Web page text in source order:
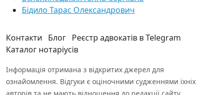
Бідило Тарас Олександрович
Контакти Блог Реєстр адвокатів в Telegram
Каталог нотаріусів
Інформація отримана з відкритих джерел для
ознайомлення. Відгуки є оціночними судженнями їхніх